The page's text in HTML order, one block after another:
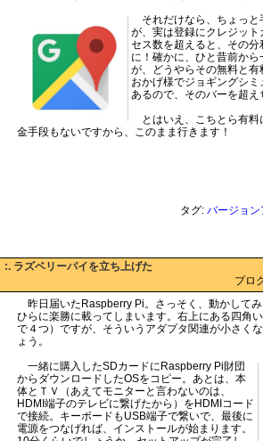
それだけなら、ちょっと
が、実は登録にクレジッ
セス数を超えると、その
に！確かに、ひと昔前か
が、どうやらその無料と有
おかげ様でジョギングシ
あるので、そのバーを超え
とはいえ、こちとら有料
金手段もないですから、このまま行きます！
タグ: バージョン
:. ラズベリーパイを立ち上げた
プロ
昨日届いたRaspberry Pi。さっそく、動かして
ひらに楽勝に載ってしまいます。右上にある四角
で４つ）ですが、そういうアダプタ関連が小さく
ょう。
一緒に購入したSDカードにRaspberry Pi財団
からダウンロードしたOSをコピー。あとは、本
体とＴＶ（あえてモニターと言わないのは、
HDMI端子のテレビに繋げたから）をHDMIコード
で接続。キーボードもUSB端子で繋いで、最後に
電源をつなげれば、インストールが始まります。